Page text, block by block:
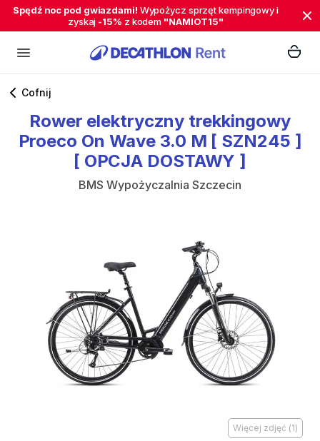
Spędź noc pod gwiazdami! Wypożycz sprzęt kempingowy i
zyskaj -15% z kodem "NAMIOT15"
Cofnij
Rower elektryczny trekkingowy
Proeco On Wave 3.0 M [ SZN245 ]
[ OPCJA DOSTAWY ]
BMS Wypożyczalnia Szczecin
Więcej zdjęć (1)